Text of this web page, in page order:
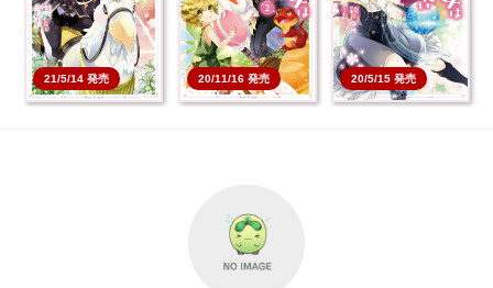
21/5/14 発売
本を買う
20/11/16 発売
本を買う
20/5/15 発売
本を買う